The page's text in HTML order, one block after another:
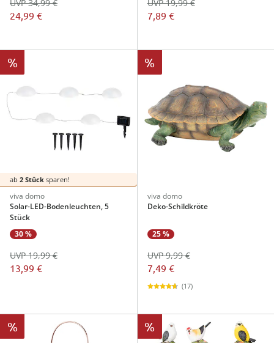
24,99 €
UVP 34,99 €
7,89 €
UVP 19,99 €
%
ab 2 Stück sparen!
viva domo
Solar-LED-Bodenleuchten, 5
Stück
30 %
13,99 €
UVP 19,99 €
%
viva domo
Deko-Schildkröte
25 %
7,49 €
UVP 9,99 €
(17)
% %